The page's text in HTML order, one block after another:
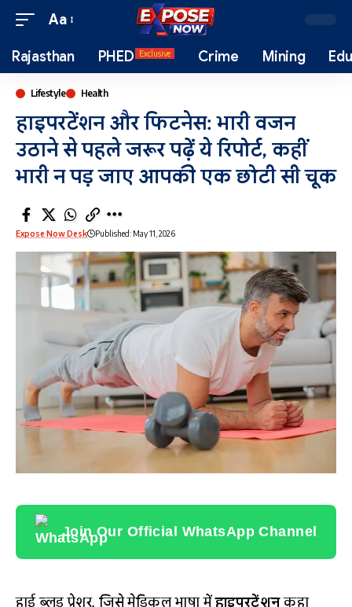
Aa
Rajasthan PHED Exclusive Crime Mining
Lifestyle Health
हाइपरटेंशन और फिटनेस: भारी वजन
उठाने से पहले जरूर पढ़ें ये रिपोर्ट, कहीं
भारी न पड़ जाए आपकी एक छोटी सी चूक
Expose Now Desk Published: May 11, 2026
Join Our Official WhatsApp Channel
हाई ब्लड प्रेशर, जिसे मेडिकल भाषा मेंहाइपरटेंशनकहा